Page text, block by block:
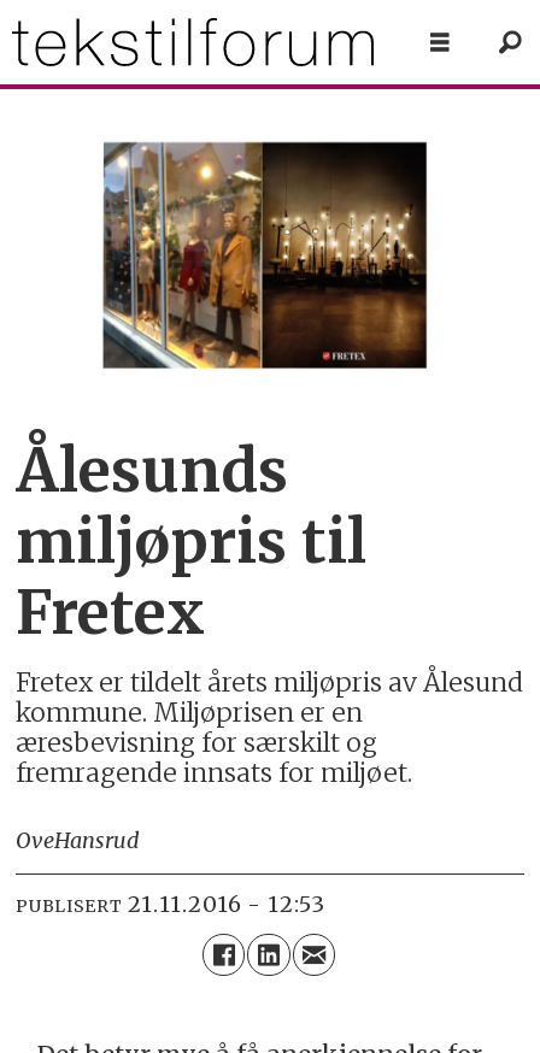
Ålesunds
miljøpris til
Fretex
Fretex er tildelt årets miljøpris av Ålesund
kommune. Miljøprisen er en
æresbevisning for særskilt og
fremragende innsats for miljøet.
OveHansrud
PUBLISERT 21.11.2016 - 12:53